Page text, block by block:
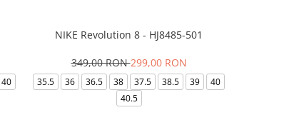
40
NIKE Revolution 8 - HJ8485-501
349,00 RON299,00 RON
35.5 36 36.5 38 37.5 38.5 39
40
40.5